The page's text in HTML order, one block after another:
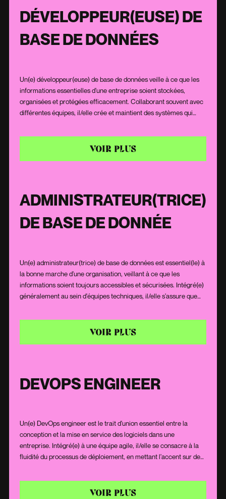
DÉVELOPPEUR(EUSE) DE
BASE DE DONNÉES
Un(e) développeur(euse) de base de données veille à ce que les
informations essentielles d'une entreprise soient stockées,
organisées et protégées efficacement. Collaborant souvent avec
différentes équipes, il/elle crée et maintient des systèmes qui
leur sécurité. Grâce à son attention au détail et à son esprit
méthodique, il/elle s'assure que les informations sont toujours à
VOIR PLUS
ADMINISTRATEUR(TRICE)
DE BASE DE DONNÉE
Un(e) administrateur(trice) de base de données est essentiel(le) à
la bonne marche d'une organisation, veillant à ce que les
informations soient toujours accessibles et sécurisées. Intégré(e)
généralement au sein d'équipes techniques, il/elle s'assure que
également optimisées pour répondre rapidement aux demandes.
Au-delà de sa solide expertise technique, il/elle fait preuve d'une
VOIR PLUS
DEVOPS ENGINEER
Un(e) DevOps engineer est le trait d'union essentiel entre la
conception et la mise en service des logiciels dans une
entreprise. Intégré(e) à une équipe agile, il/elle se consacre à la
fluidité du processus de déploiement, en mettant l'accent sur des
logiciels soient déployés rapidement, efficacement et de manière
VOIR PLUS